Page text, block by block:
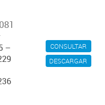
CONSULTAR
DESCARGAR
–